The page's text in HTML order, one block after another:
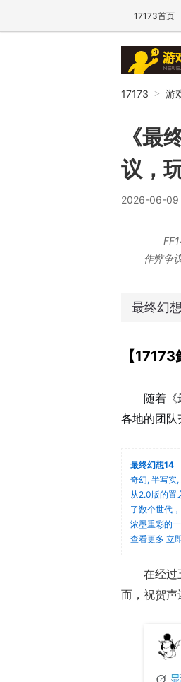
17173首页
17173 > 游
《最
议，
2026-06-09
作弊争
最终幻
【
随着《
各地的团队
最终幻想14
奇幻, 半写实
从2.0版的置
了数个世代
浓墨重彩的
查看更多 立
在经过
而，祝贺声